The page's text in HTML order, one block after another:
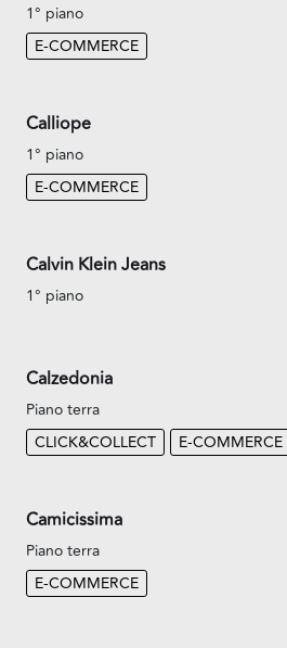
1° piano
E-COMMERCE
Calliope
1° piano
E-COMMERCE
Calvin Klein Jeans
1° piano
Calzedonia
Piano terra
CLICK&COLLECT
E-COMMERCE
Camicissima
Piano terra
E-COMMERCE